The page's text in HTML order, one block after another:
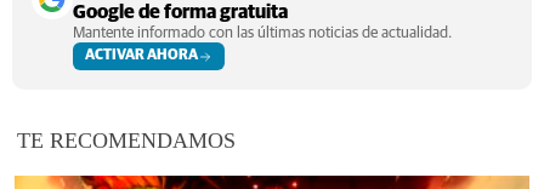
Google de forma gratuita
Mantente informado con las últimas noticias de actualidad.
ACTIVAR AHORA
TE RECOMENDAMOS